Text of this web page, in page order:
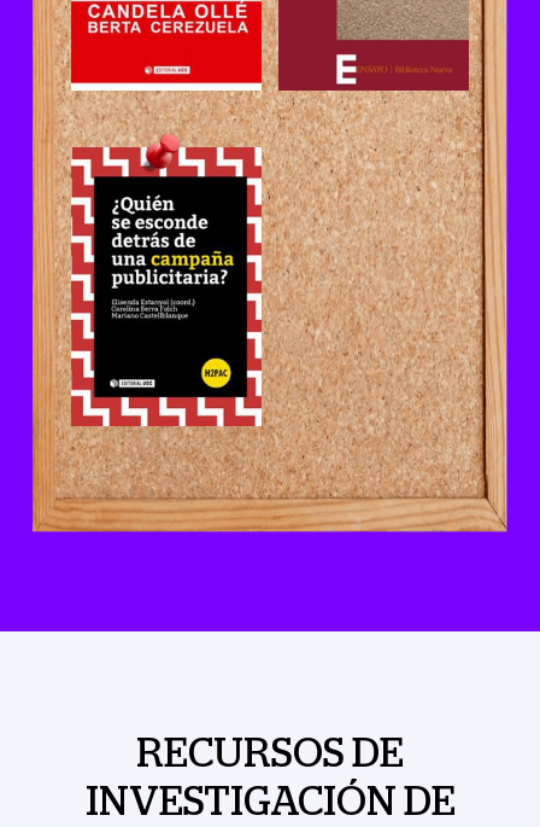
¿Quién se
esconde
detrás de una
campaña
publicitaria?
RECURSOS DE
INVESTIGACIÓN DE